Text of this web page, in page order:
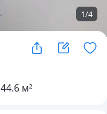
1/4
м²